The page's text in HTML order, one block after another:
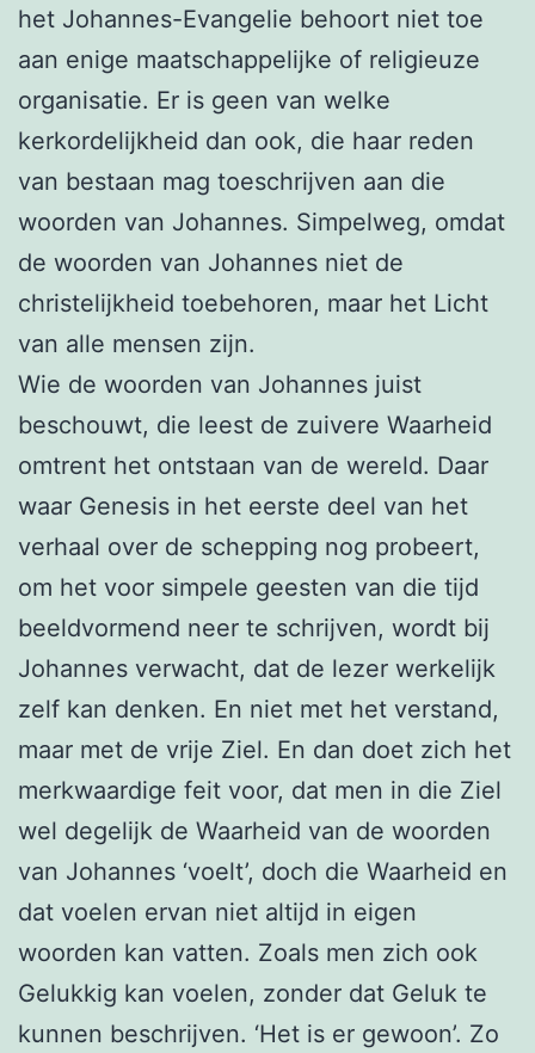
het Johannes-Evangelie behoort niet toe
aan enige maatschappelijke of religieuze
organisatie. Er is geen van welke
kerkordelijkheid dan ook, die haar reden
van bestaan mag toeschrijven aan die
woorden van Johannes. Simpelweg, omdat
de woorden van Johannes niet de
christelijkheid toebehoren, maar het Licht
van alle mensen zijn.
Wie de woorden van Johannes juist
beschouwt, die leest de zuivere Waarheid
omtrent het ontstaan van de wereld. Daar
waar Genesis in het eerste deel van het
verhaal over de schepping nog probeert,
om het voor simpele geesten van die tijd
beeldvormend neer te schrijven, wordt bij
Johannes verwacht, dat de lezer werkelijk
zelf kan denken. En niet met het verstand,
maar met de vrije Ziel. En dan doet zich het
merkwaardige feit voor, dat men in die Ziel
wel degelijk de Waarheid van de woorden
van Johannes ‘voelt’, doch die Waarheid en
dat voelen ervan niet altijd in eigen
woorden kan vatten. Zoals men zich ook
Gelukkig kan voelen, zonder dat Geluk te
kunnen beschrijven. ‘Het is er gewoon’. Zo